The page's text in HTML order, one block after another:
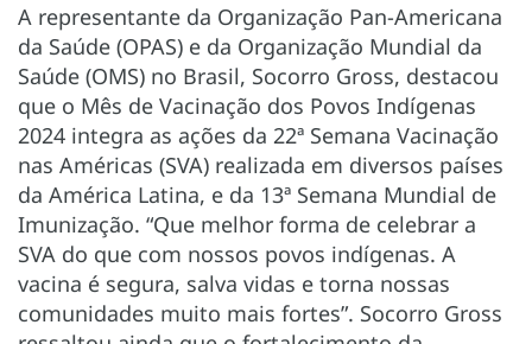
A representante da Organização Pan-Americana
da Saúde (OPAS) e da Organização Mundial da
Saúde (OMS) no Brasil, Socorro Gross, destacou
que o Mês de Vacinação dos Povos Indígenas
2024 integra as ações da 22ª Semana Vacinação
nas Américas (SVA) realizada em diversos países
da América Latina, e da 13ª Semana Mundial de
Imunização. “Que melhor forma de celebrar a
SVA do que com nossos povos indígenas. A
vacina é segura, salva vidas e torna nossas
comunidades muito mais fortes”. Socorro Gross